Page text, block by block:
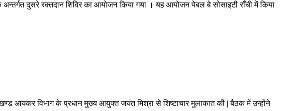
दुसरे रक्तदान शिविर का आयोजन किया गया । यह आयोजन पेबल बे सोसाइटी राँची में किया
आयकर विभाग के प्रधान मुख्य आयुक्त जयंत मिश्रा से शिष्टाचार मुलाकात की | बैठक में उन्होंने